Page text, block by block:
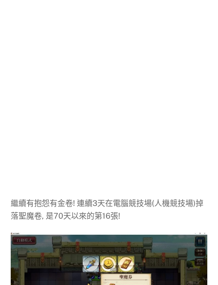
繼續有抱怨有金卷! 連續3天在電腦競技場(人機競技場)掉
落聖魔卷, 是70天以來的第16張!